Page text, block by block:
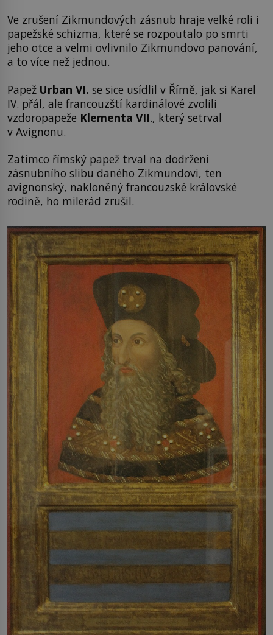
Ve zrušení Zikmundových zásnub hraje velké roli i
papežské schizma, které se rozpoutalo po smrti
jeho otce a velmi ovlivnilo Zikmundovo panování,
a to více než jednou.
Papež Urban VI. se sice usídlil v Římě, jak si Karel
IV. přál, ale francouzští kardinálové zvolili
vzdoropapeže Klementa VII., který setrval
v Avignonu.
Zatímco římský papež trval na dodržení
zásnubního slibu daného Zikmundovi, ten
avignonský, nakloněný francouzské královské
rodině, ho milerád zrušil.